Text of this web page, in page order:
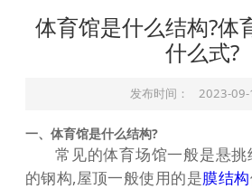
体育馆是什么结构?体
什么式?
发布时间： 2023-09-
一、体育馆是什么结构?
常见的体育场馆一般是悬
的钢构,屋顶一般使用的是膜结构